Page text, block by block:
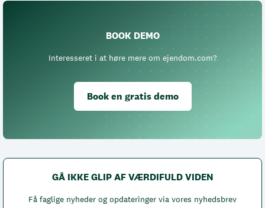
BOOK DEMO
Interesseret i at høre mere om ejendom.com?
Book en gratis demo
GÅ IKKE GLIP AF VÆRDIFULD VIDEN
Få faglige nyheder og opdateringer via vores nyhedsbrev